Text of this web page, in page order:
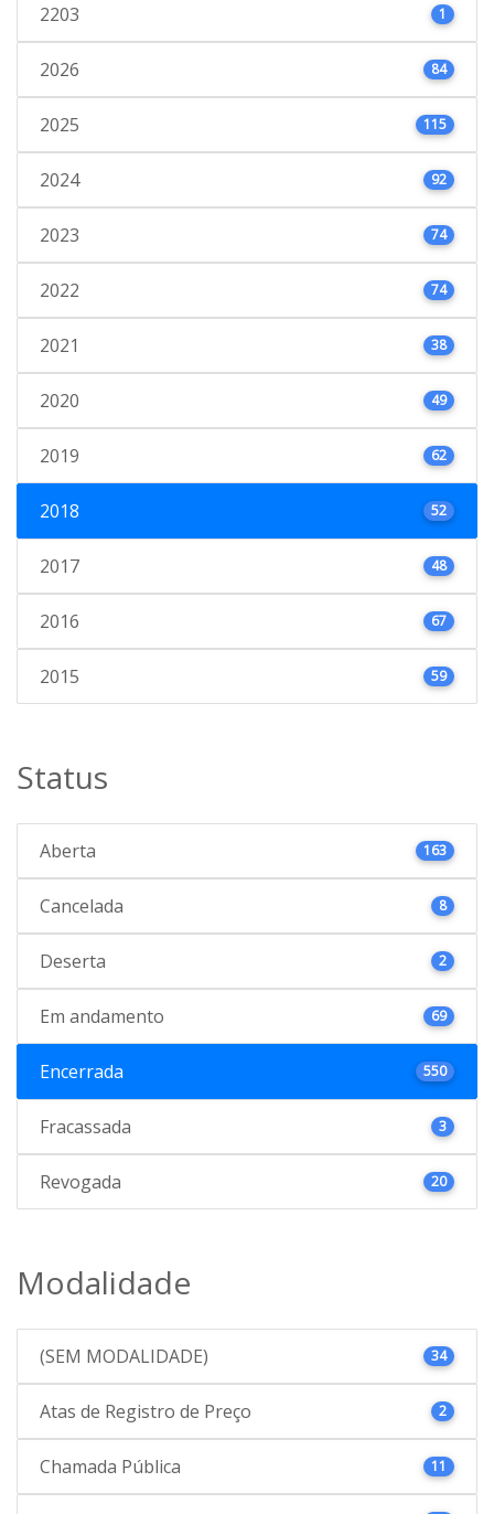
2203 1
2026 84
2025 115
2024 92
2023 74
2022 74
2021 38
2020 49
2019 62
2018 52
2017 48
2016 67
2015 59
Status
Aberta 163
Cancelada 8
Deserta 2
Em andamento 69
Encerrada 550
Fracassada 3
Revogada 20
Modalidade
(SEM MODALIDADE) 34
Atas de Registro de Preço 2
Chamada Pública 11